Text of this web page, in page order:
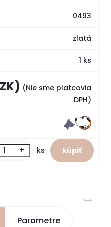
0493
zlatá
1 ks
(Nie sme platcovia
DPH)
+ ks
Parametre